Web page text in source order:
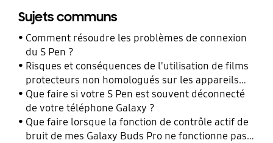
Sujets communs
Comment résoudre les problèmes de connexion
du S Pen ?
Risques et conséquences de l'utilisation de films
protecteurs non homologués sur les appareils
mobiles Samsung Galaxy
Que faire si votre S Pen est souvent déconnecté
de votre téléphone Galaxy ?
Que faire lorsque la fonction de contrôle actif de
bruit de mes Galaxy Buds Pro ne fonctionne pas